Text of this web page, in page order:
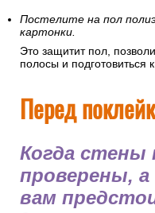
Постелите на пол
картонки.
Это защитит пол,
полосы и подготовиться
Перед
Когда стены
проверены,
вам